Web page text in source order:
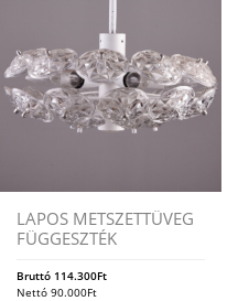
LAPOS METSZETTÜVEG
FÜGGESZTÉK
Bruttó 114.300Ft
Nettó90.000Ft